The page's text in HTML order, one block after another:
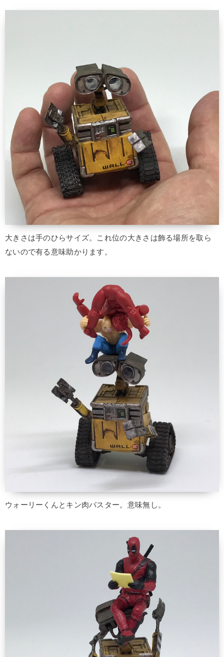
大きさは手のひらサイズ。これ位の大きさは飾る場所を取ら
ないので有る意味助かります。
ウォーリーくんとキン肉バスター。意味無し。